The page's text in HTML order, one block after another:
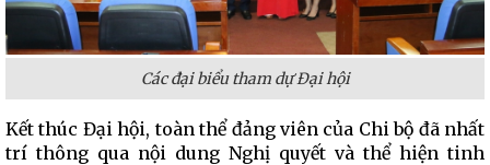
Các đại biểu tham dự Đại hội
Kết thúc Đại hội, toàn thể đảng viên của Chi bộ đã nhất
trí thông qua nội dung Nghị quyết và thể hiện tinh